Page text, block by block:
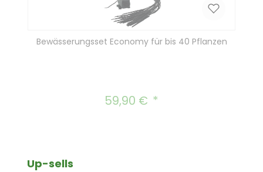
Bewässerungsset Economy für bis 40 Pflanzen
Regulärer Preis:
59,90 €
Produktgalerie überspringen
Up-sells